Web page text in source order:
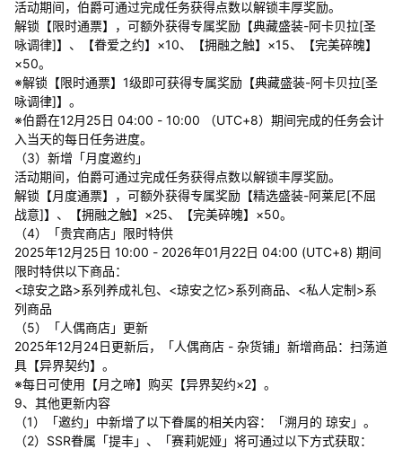
活动期间，伯爵可通过完成任务获得点数以解锁丰厚奖励。
解锁【限时通票】，可额外获得专属奖励【典藏盛装-阿卡贝拉[圣
咏调律]】、【眷爱之约】×10、【拥融之触】×15、【完美碎魄】
×50。
※解锁【限时通票】1级即可获得专属奖励【典藏盛装-阿卡贝拉[圣
咏调律]】。
※伯爵在12月25日 04:00 - 10:00 （UTC+8）期间完成的任务会计
入当天的每日任务进度。
（3）新增「月度邀约」
活动期间，伯爵可通过完成任务获得点数以解锁丰厚奖励。
解锁【月度通票】，可额外获得专属奖励【精选盛装-阿莱尼[不屈
战意]】、【拥融之触】×25、【完美碎魄】×50。
（4）「贵宾商店」限时特供
2025年12月25日 10:00 - 2026年01月22日 04:00 (UTC+8) 期间
限时特供以下商品：
<琼安之路>系列养成礼包、<琼安之忆>系列商品、<私人定制>系
列商品
（5）「人偶商店」更新
2025年12月24日更新后，「人偶商店 - 杂货铺」新增商品：扫荡道
具【异界契约】。
※每日可使用【月之啼】购买【异界契约×2】。
9、其他更新内容
（1）「邀约」中新增了以下眷属的相关内容：「溯月的 琼安」。
（2）SSR眷属「提丰」、「赛莉妮娅」将可通过以下方式获取：